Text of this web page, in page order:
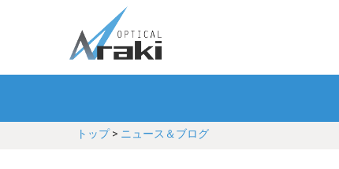
トップ> ニュース＆ブログ